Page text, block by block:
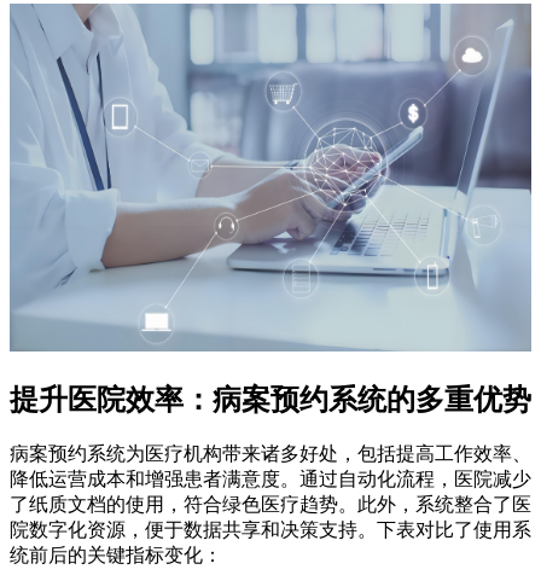
提升医院效率：病案预约系统的多重优势
病案预约系统为医疗机构带来诸多好处，包括提高工作效率、
降低运营成本和增强患者满意度。通过自动化流程，医院减少
了纸质文档的使用，符合绿色医疗趋势。此外，系统整合了医
院数字化资源，便于数据共享和决策支持。下表对比了使用系
统前后的关键指标变化：